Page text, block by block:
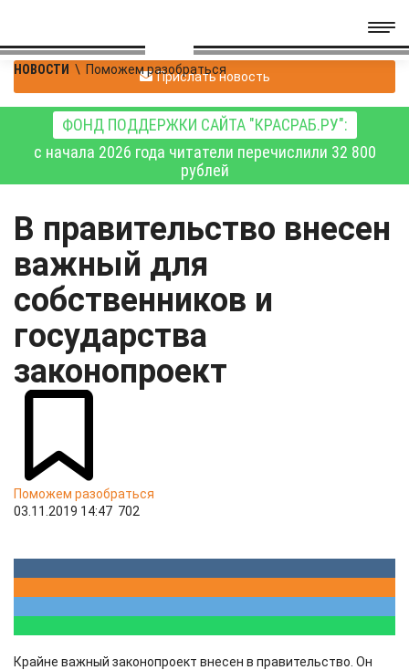
НОВОСТИ \ Поможем разобраться
Прислать новость
ФОНД ПОДДЕРЖКИ САЙТА "КРАСРАБ.РУ":
с начала 2026 года читатели перечислили 32 800
рублей
В правительство внесен
важный для
собственников и
государства
законопроект
Поможем разобраться
03.11.2019 14:47 702
Крайне важный законопроект внесен в правительство. Он